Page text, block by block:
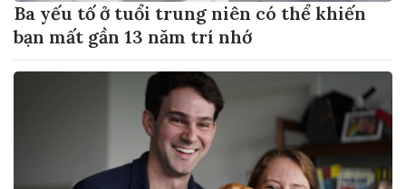
Ba yếu tố ở tuổi trung niên có thể khiến
bạn mất gần 13 năm trí nhớ